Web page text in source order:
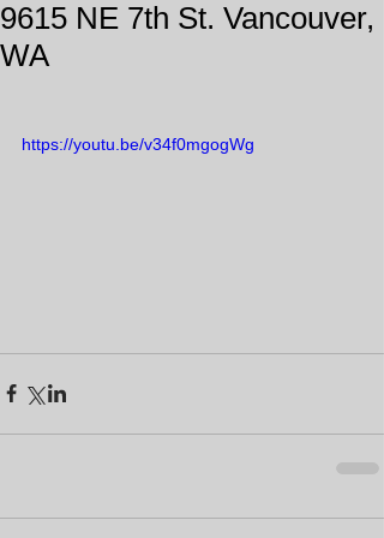
9615 NE 7th St. Vancouver,
WA
https://youtu.be/v34f0mgogWg